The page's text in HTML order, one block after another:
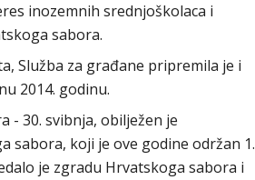
inozemnih srednjoškolaca i
sabora.
Služba za građane pripremila je i
2014. godinu.
- 30. svibnja, obilježen je
sabora, koji je ove godine održan 1.
je zgradu Hrvatskoga sabora i